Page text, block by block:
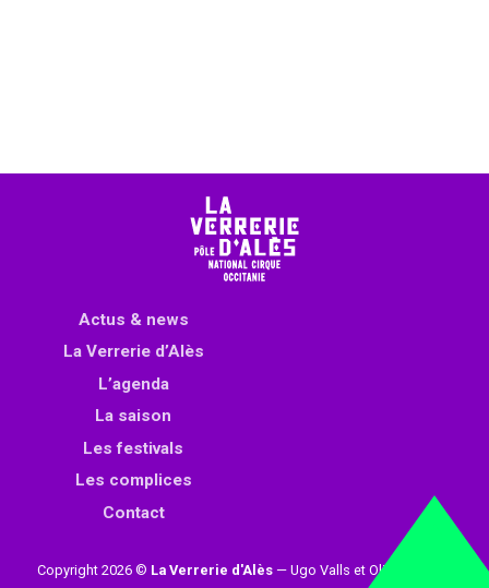
Actus & news
La Verrerie d’Alès
L’agenda
La saison
Les festivals
Les complices
Contact
Copyright 2026 © La Verrerie d'Alès— Ugo Valls et Olivier Loynet